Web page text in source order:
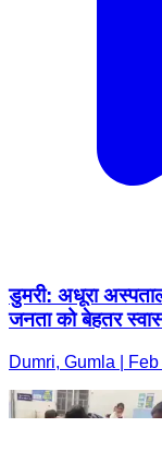
डुमरी: अधूरा
जनता को बेहतर
Dumri, Gumla |